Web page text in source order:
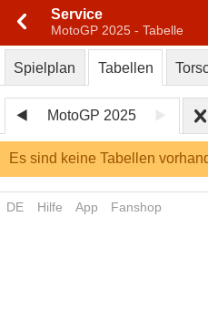
Service
MotoGP 2025 - Tabelle
Spielplan Tabellen
MotoGP 2025
Es sind keine Tabellen
DE Hilfe App Fanshop